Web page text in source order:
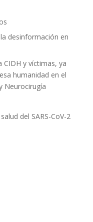
desinformación en
CIDH y víctimas, ya
humanidad en el
Neurocirugía
del SARS-CoV-2